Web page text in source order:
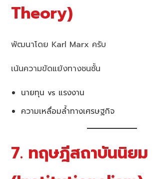
Theory)
พัฒนาโดย Karl Marx ครับ
เน้นความขัดแย้งทางชนชั้น
นายทุน vs แรงงาน
ความเหลื่อมล้ำทางเศรษฐกิจ
7. ทฤษฎีสถาบันนิยม